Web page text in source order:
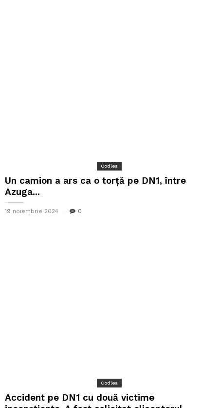
Codlea
Un camion a ars ca o torță pe DN1, între
Azuga...
19 noiembrie 2024 0
Codlea
Accident pe DN1 cu două victime